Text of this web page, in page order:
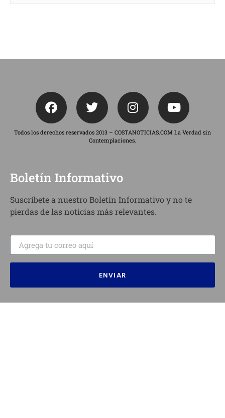
Todos los derechos reservados 2013 – COSTANOTICIAS.COM La Verdad sin
Contemplaciones.
Boletín Informativo
Suscríbete a nuestro Boletín Informativo y no te
pierdas de las noticias más relevantes.
ENVIAR